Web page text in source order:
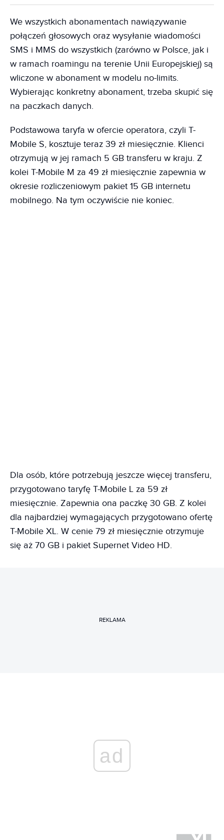
We wszystkich abonamentach nawiązywanie
połączeń głosowych oraz wysyłanie wiadomości
SMS i MMS do wszystkich (zarówno w Polsce, jak i
w ramach roamingu na terenie Unii Europejskiej) są
wliczone w abonament w modelu no-limits.
Wybierając konkretny abonament, trzeba skupić się
na paczkach danych.
Podstawowa taryfa w ofercie operatora, czyli T-
Mobile S, kosztuje teraz 39 zł miesięcznie. Klienci
otrzymują w jej ramach 5 GB transferu w kraju. Z
kolei T-Mobile M za 49 zł miesięcznie zapewnia w
okresie rozliczeniowym pakiet 15 GB internetu
mobilnego. Na tym oczywiście nie koniec.
Dla osób, które potrzebują jeszcze więcej transferu,
przygotowano taryfę T-Mobile L za 59 zł
miesięcznie. Zapewnia ona paczkę 30 GB. Z kolei
dla najbardziej wymagających przygotowano ofertę
T-Mobile XL. W cenie 79 zł miesięcznie otrzymuje
się aż 70 GB i pakiet Supernet Video HD.
REKLAMA
ad